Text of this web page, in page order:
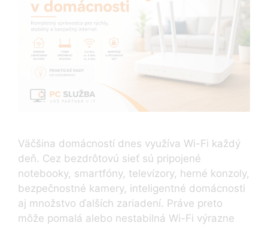
Väčšina domácností dnes využíva Wi-Fi každý
deň. Cez bezdrôtovú sieť sú pripojené
notebooky, smartfóny, televízory, herné konzoly,
bezpečnostné kamery, inteligentné domácnosti
aj množstvo ďalších zariadení. Práve preto
môže pomalá alebo nestabilná Wi-Fi výrazne